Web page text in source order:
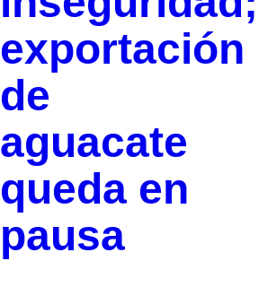
exportación
de
aguacate
queda en
pausa